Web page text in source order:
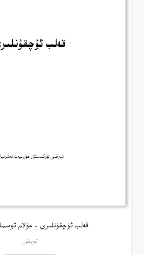
قەلب ئۇچقۇنلىرى – غۇلام
ئۇيغۇر